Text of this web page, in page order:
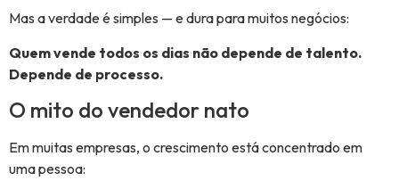
Mas a verdade é simples — e dura para muitos negócios:
Quem vende todos os dias não depende de talento.
Depende de processo.
O mito do vendedor nato
Em muitas empresas, o crescimento está concentrado em
uma pessoa: